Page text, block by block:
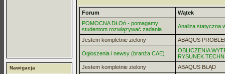
Nawigacja
Forum
Wątek
POMOCNA DŁOń - pomagamy
studentom rozwiązywać zadania
Analiza statyczna
Jestem kompletnie zielony ABAQUS
Ogłoszenia i newsy (branża CAE)
OBLICZENIA
RYSUNEK
Jestem kompletnie zielony
ABAQUS BŁĄD